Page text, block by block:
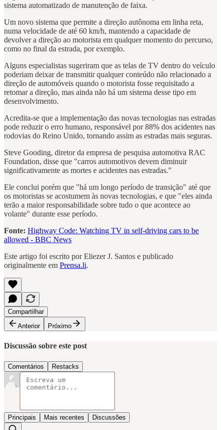
sistema automatizado de manutenção de faixa.
Um novo sistema que permite a direção autônoma em linha reta,
numa velocidade de até 60 km/h, mantendo a capacidade de
devolver a direção ao motorista em qualquer momento do percurso,
como no final da estrada, por exemplo.
Alguns especialistas sugeriram que as telas de TV dentro do veículo
poderiam deixar de transmitir qualquer conteúdo não relacionado a
direção de automóveis quando o motorista fosse requisitado a
retomar a direção, mas ainda não há um sistema desse tipo em
desenvolvimento.
Acredita-se que a implementação das novas tecnologias nas estradas
pode reduzir o erro humano, responsável por 88% dos acidentes nas
rodovias do Reino Unido, tornando assim as estradas mais seguras.
Steve Gooding, diretor da empresa de pesquisa automotiva RAC
Foundation, disse que "carros automotivos devem diminuir
significativamente as mortes e acidentes nas estradas."
Ele conclui porém que "há um longo período de transição" até que
os motoristas se acostumem às novas tecnologias, e que "eles ainda
terão a maior responsabilidade sobre tudo o que acontece ao
volante" durante esse período.
Fonte: Highway Code: Watching TV in self-driving cars to be
allowed - BBC News
Este artigo foi escrito por Eliezer J. Santos e publicado
originalmente em Prensa.li.
Compartilhar
Anterior
Próximo
Discussão sobre este post
Comentários Restacks
Principais Mais recentes Discussões